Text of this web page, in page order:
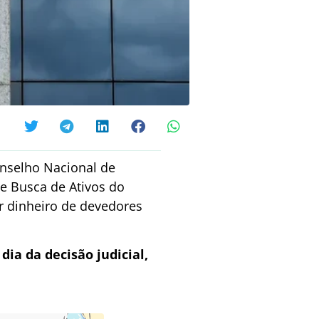
Nacional de
Busca de Ativos do
dinheiro de devedores
da decisão judicial,